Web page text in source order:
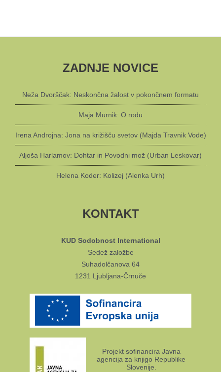
ZADNJE NOVICE
Neža Dvorščak: Neskončna žalost v pokončnem formatu
Maja Murnik: O rodu
Irena Androjna: Jona na križišču svetov (Majda Travnik Vode)
Aljoša Harlamov: Dohtar in Povodni mož (Urban Leskovar)
Helena Koder: Kolizej (Alenka Urh)
KONTAKT
KUD Sodobnost International
Sedež založbe
Suhadolčanova 64
1231 Ljubljana-Črnuče
Projekt sofinancira Javna
agencija za knjigo Republike
Slovenije.